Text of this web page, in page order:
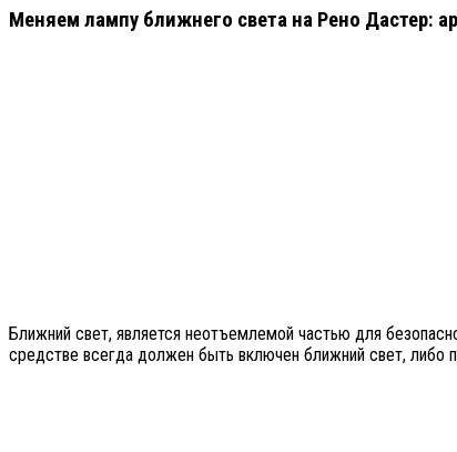
Меняем лампу ближнего света на Рено Дастер:
Ближний свет, является неотъемлемой частью для
средстве всегда должен быть включен ближний свет, либо